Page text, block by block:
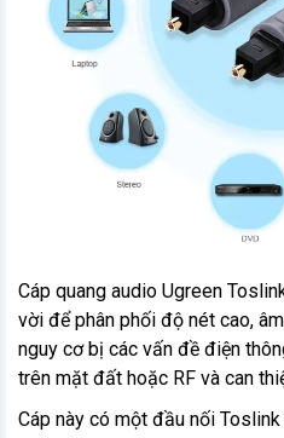
Cáp quang audio Ugreen
vời để phân phối độ nét cao,
nguy cơ bị các vấn đề điện
trên mặt đất hoặc RF và can
Cáp này có một đầu nối